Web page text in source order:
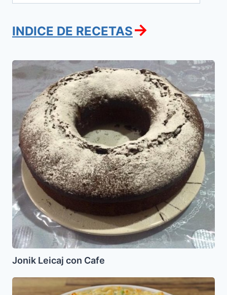
INDICE DE RECETAS→
Jonik
Leicaj
Cafe
Jonik Leicaj con Cafe
Macarrones